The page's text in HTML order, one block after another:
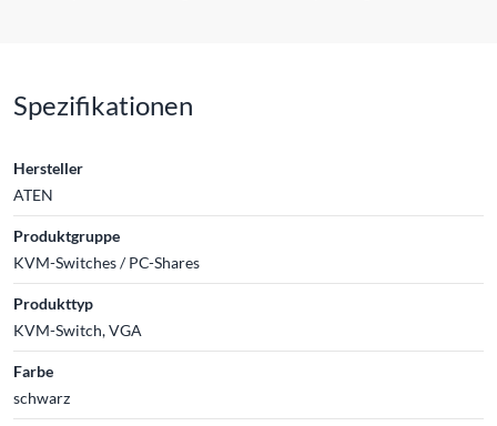
Spezifikationen
Hersteller
ATEN
Produktgruppe
KVM-Switches / PC-Shares
Produkttyp
KVM-Switch, VGA
Farbe
schwarz